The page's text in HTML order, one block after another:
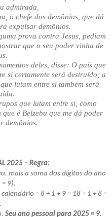
admirada,
o chefe dos demônios, que dá
expulsar demônios.
prova contra Jesus, pediam
que o seu poder vinha de
deles, disse: O país que
si certamente será destruído; a
lutam entre si também será
que lutam entre si, como
é Belzebu que me dá poder
demônios.
2025 – Regra:
mais a soma dos dígitos do ano
= 9).
= 8 + 1 + 9 = 18 = 1 + 8 =
Seu ano pessoal para 2025 = 9.